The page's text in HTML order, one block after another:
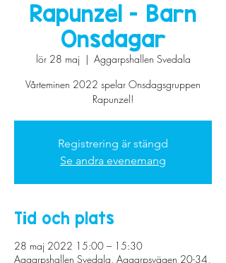
Rapunzel - Barn
Onsdagar
lör 28 maj
  |
Aggarpshallen Svedala
Vårteminen 2022 spelar Onsdagsgruppen
Rapunzel!
Registrering är stängd
Se andra evenemang
Tid och plats
28 maj 2022 15:00 – 15:30
Aggarpshallen Svedala, Aggarpsvägen 20-34,